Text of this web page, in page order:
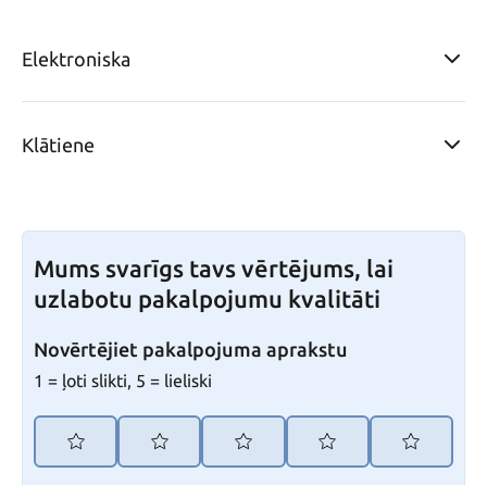
Elektroniska
Klātiene
Mums svarīgs tavs vērtējums, lai
uzlabotu pakalpojumu kvalitāti
Novērtējiet pakalpojuma aprakstu
1 = ļoti slikti, 5 = lieliski